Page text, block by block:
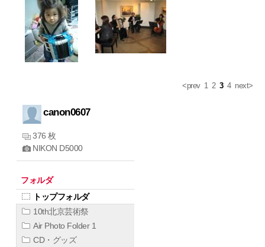
<prev 1 2 3 4 next>
canon0607
376 枚
NIKON D5000
フォルダ
トップフォルダ
10th北京芸術祭
Air Photo Folder 1
CD・グッズ